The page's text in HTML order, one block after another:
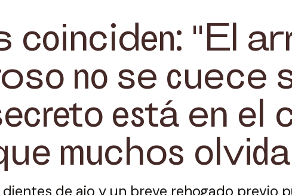
coinciden: "El
no se cuece
está en el
muchos
de ajo y un breve rehogado previo